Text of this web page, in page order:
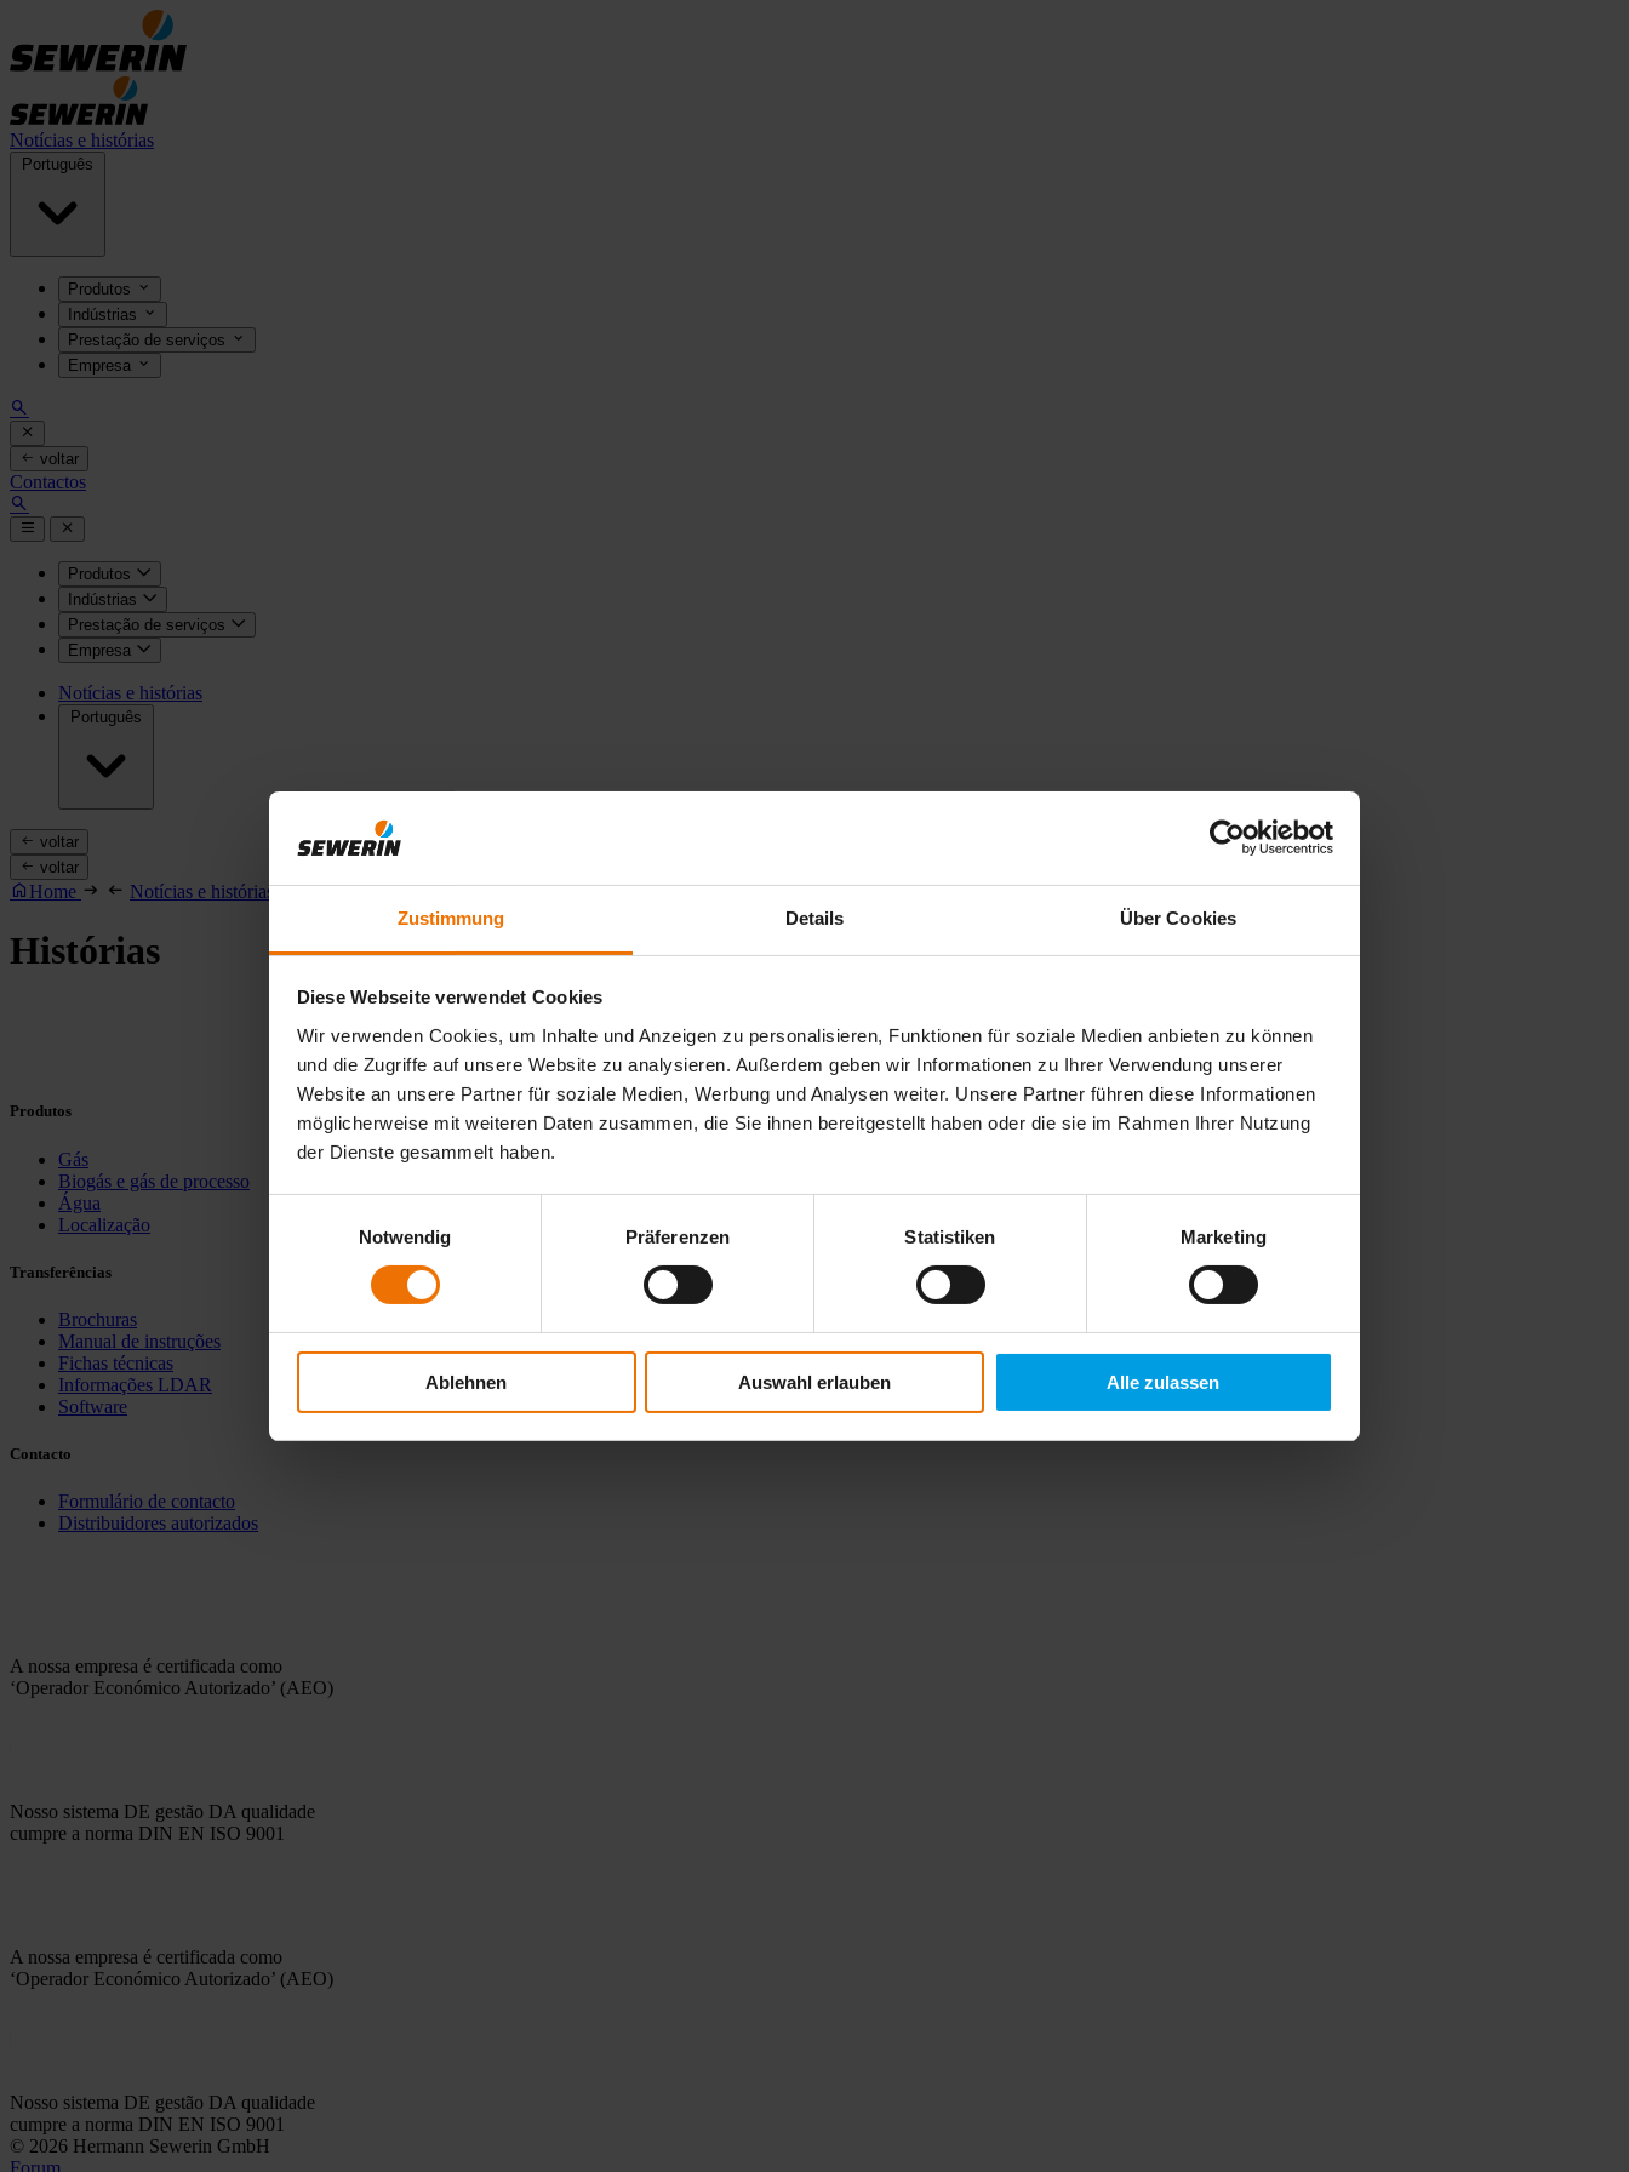
Zustimmung Details Über Cookies
Diese Webseite verwendet Cookies
Wir verwenden Cookies, um Inhalte und Anzeigen zu personalisieren, Funktionen für soziale Medien anbieten zu können
und die Zugriffe auf unsere Website zu analysieren. Außerdem geben wir Informationen zu Ihrer Verwendung unserer
Website an unsere Partner für soziale Medien, Werbung und Analysen weiter. Unsere Partner führen diese Informationen
möglicherweise mit weiteren Daten zusammen, die Sie ihnen bereitgestellt haben oder die sie im Rahmen Ihrer Nutzung
der Dienste gesammelt haben.
Notwendig
Präferenzen Statistiken Marketing
Ablehnen Auswahl erlauben Alle zulassen
Notícias e histórias
Português
Produtos
Indústrias
Prestação de serviços
Empresa
voltar
Contactos
Produtos
Indústrias
Prestação de serviços
Empresa
Notícias e histórias
Português
voltar
voltar
Home Notícias e histórias Histórias
Histórias
Produtos
Gás
Biogás e gás de processo
Água
Localização
Transferências
Brochuras
Manual de instruções
Fichas técnicas
Informações LDAR
Software
Contacto
Formulário de contacto
Distribuidores autorizados
A nossa empresa é certificada como
‘Operador Económico Autorizado’ (AEO)
Nosso sistema DE gestão DA qualidade
cumpre a norma DIN EN ISO 9001
A nossa empresa é certificada como
‘Operador Económico Autorizado’ (AEO)
Nosso sistema DE gestão DA qualidade
cumpre a norma DIN EN ISO 9001
© 2026 Hermann Sewerin GmbH